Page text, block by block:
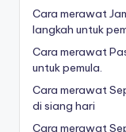
Cara merawat
langkah untuk
Cara merawat
untuk pemula.
Cara merawat
di siang hari
Cara merawat